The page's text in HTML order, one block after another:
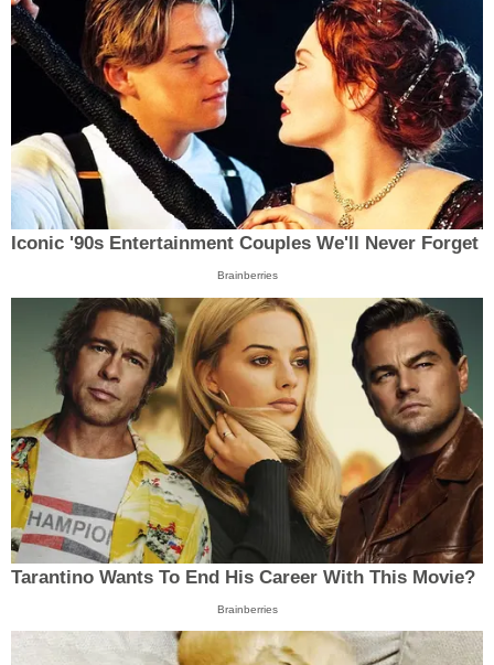
Iconic '90s Entertainment Couples We'll Never Forget
Brainberries
Tarantino Wants To End His Career With This Movie?
Brainberries